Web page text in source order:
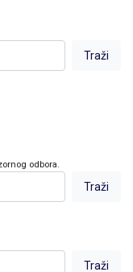
odbora.